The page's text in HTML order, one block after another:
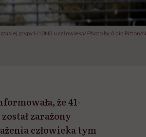
grypy H10N3 u człowieka/ Photo by Alain Pitton/
że ​​41-
zarażony
człowieka tym